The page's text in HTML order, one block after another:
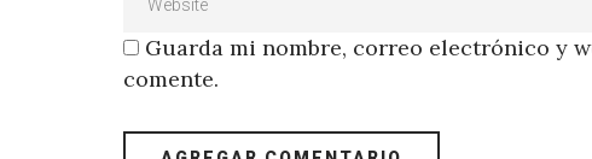
Guarda mi nombre, correo electrónico y
comente.